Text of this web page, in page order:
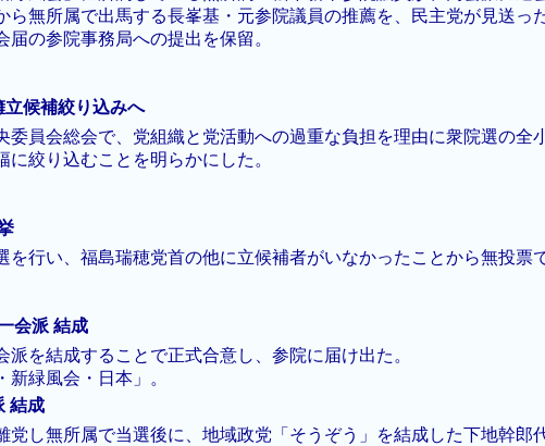
ら無所属で出馬する長峯基・元参院議員の推薦を、民主党が見送っ
届の参院事務局への提出を保留。
立候補絞り込みへ
委員会総会で、党組織と党活動への過重な負担を理由に衆院選の全
に絞り込むことを明らかにした。
を行い、福島瑞穂党首の他に立候補者がいなかったことから無投票
会派 結成
派を結成することで正式合意し、参院に届け出た。
緑風会・日本」。
結成
党し無所属で当選後に、地域政党「そうぞう」を結成した下地幹郎